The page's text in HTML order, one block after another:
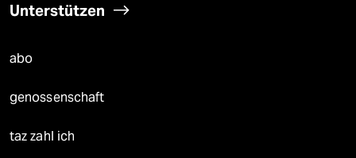
Unterstützen
abo
genossenschaft
taz zahl ich